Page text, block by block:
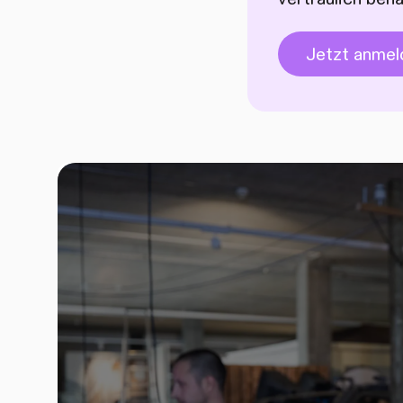
Jetzt